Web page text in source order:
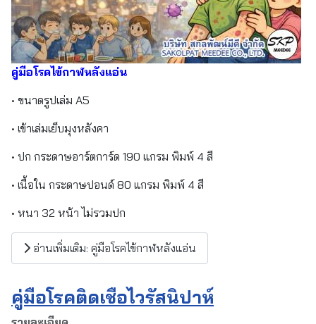
คู่มือโรคไข้กาฬหลังแอ่น
• ขนาดรูปเล่ม A5
• เข้าเล่มเย็บมุงหลังคา
• ปก กระดาษอาร์ตการ์ด 190 แกรม พิมพ์ 4 สี
• เนื้อใน กระดาษปอนด์ 80 แกรม พิมพ์ 4 สี
• หนา 32 หน้า ไม่รวมปก
อ่านเพิ่มเติม: คู่มือโรคไข้กาฬหลังแอ่น
คู่มือโรคติดเชื้อไวรัสนิปาห์